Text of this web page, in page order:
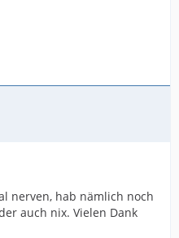
nerven, hab nämlich noch
auch nix. Vielen Dank